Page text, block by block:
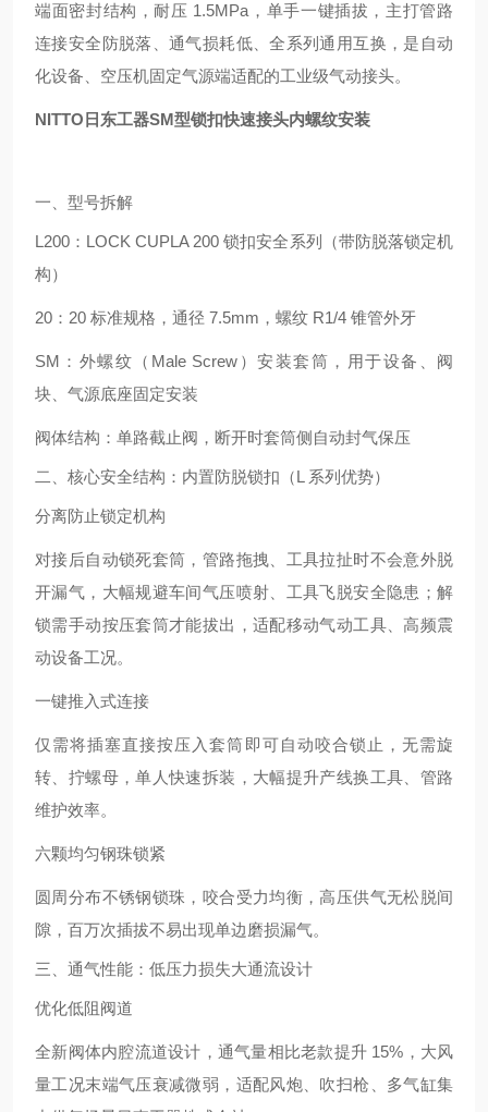
端面密封结构，耐压 1.5MPa，单手一键插拔，主打管路
连接安全防脱落、通气损耗低、全系列通用互换，是自动
化设备、空压机固定气源端适配的工业级气动接头。
NITTO日东工器SM型锁扣快速接头内螺纹安装
一、型号拆解
L200：LOCK CUPLA 200 锁扣安全系列（带防脱落锁定机
构）
20：20 标准规格，通径 7.5mm，螺纹 R1/4 锥管外牙
SM：外螺纹（Male Screw）安装套筒，用于设备、阀
块、气源底座固定安装
阀体结构：单路截止阀，断开时套筒侧自动封气保压
二、核心安全结构：内置防脱锁扣（L 系列优势）
分离防止锁定机构
对接后自动锁死套筒，管路拖拽、工具拉扯时不会意外脱
开漏气，大幅规避车间气压喷射、工具飞脱安全隐患；解
锁需手动按压套筒才能拔出，适配移动气动工具、高频震
动设备工况。
一键推入式连接
仅需将插塞直接按压入套筒即可自动咬合锁止，无需旋
转、拧螺母，单人快速拆装，大幅提升产线换工具、管路
维护效率。
六颗均匀钢珠锁紧
圆周分布不锈钢锁珠，咬合受力均衡，高压供气无松脱间
隙，百万次插拔不易出现单边磨损漏气。
三、通气性能：低压力损失大通流设计
优化低阻阀道
全新阀体内腔流道设计，通气量相比老款提升 15%，大风
量工况末端气压衰减微弱，适配风炮、吹扫枪、多气缸集